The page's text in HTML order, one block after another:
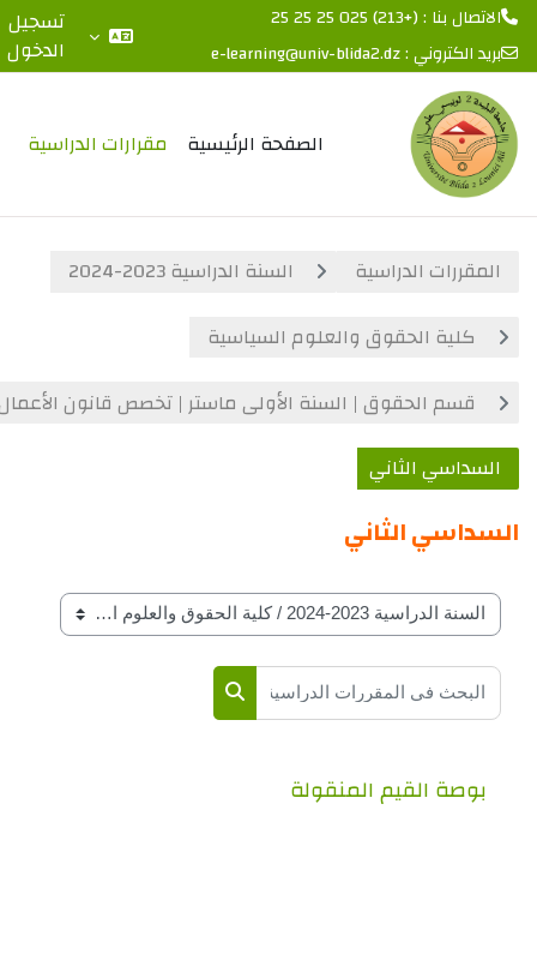
إلى المحتوى الرئيسي
الاتصال بنا : (+213) 025 25 25 25
بريد الكتروني :e-learning@univ-blida2.dz
تسجيل
الدخول
الصفحة الرئيسية مقرارات الدراسية
المقررات الدراسية
السنة الدراسية 2023-2024
كلية الحقوق والعلوم السياسية
قسم الحقوق | السنة الأولى ماستر | تخصص قانون الأعمال
السداسي الثاني
الثاني
تصنيفات المقرارات حسب السنة الدراسة
البحث في المقررات الدراسية
البحث في المقررات الدراسية
بوصة القيم المنقولة